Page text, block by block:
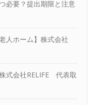
理士さんへ
必要？提出期限と注意
人ホーム】株式会社
式会社RELIFE 代表取